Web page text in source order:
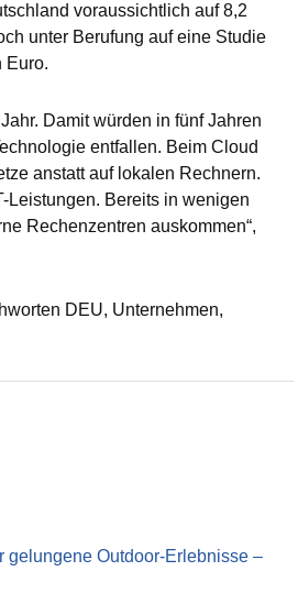
voraussichtlich auf 8,2
unter Berufung auf eine Studie
Euro.
Damit würden in fünf Jahren
entfallen. Beim Cloud
anstatt auf lokalen Rechnern.
Leistungen. Bereits in wenigen
Rechenzentren auskommen“,
DEU, Unternehmen,
gelungene Outdoor-Erlebnisse –